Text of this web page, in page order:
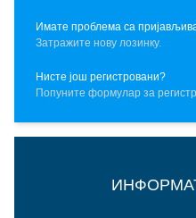
Имате проблема са
Затражите нову лозинку.
Нисте још регистровани?
Попуните формулар за